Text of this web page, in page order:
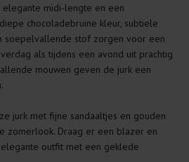
hebben van je nieuwe kleding.
algemene was-tips:
het was-etiket.
buiten. Dat beschermt de
Per kledingstuk is een drupje
Op 20 of 30 graden wassen is vaak
elegante midi-lengte en een
chocoladebruine kleur, subtiele
soepelvallende stof zorgen voor een
als tijdens een avond uit prachtig
mouwen geven de jurk een
jurk met fijne sandaaltjes en gouden
zomerlook. Draag er een blazer en
outfit met een geklede